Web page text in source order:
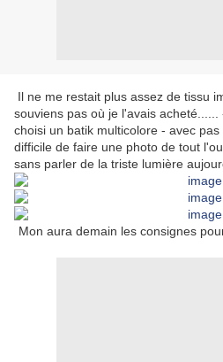
Il ne me restait plus assez de tissu
souviens pas où je l'avais
choisi un batik multicolore - avec
difficile de faire une photo de tout
sans parler de la triste lumière
Mon aura demain les consignes